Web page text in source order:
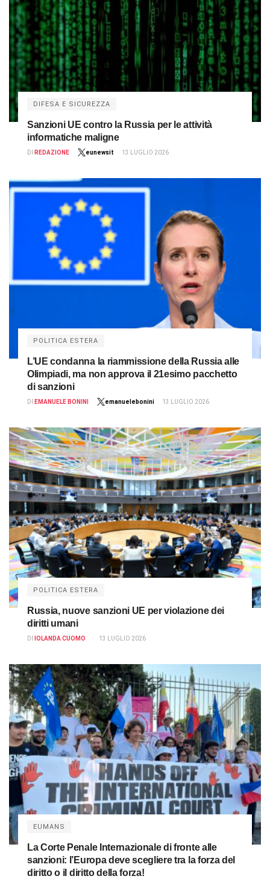
DIFESA E SICUREZZA
Sanzioni UE contro la Russia per le attività
informatiche maligne
DI REDAZIONE eunewsit 13 LUGLIO 2026
POLITICA ESTERA
L’UE condanna la riammissione della Russia alle
Olimpiadi, ma non approva il 21esimo pacchetto
di sanzioni
DI EMANUELE BONINI emanuelebonini 13 LUGLIO 2026
POLITICA ESTERA
Russia, nuove sanzioni UE per violazione dei
diritti umani
DI IOLANDA CUOMO 13 LUGLIO 2026
EUMANS
La Corte Penale Internazionale di fronte alle
sanzioni: l’Europa deve scegliere tra la forza del
diritto o il diritto della forza!